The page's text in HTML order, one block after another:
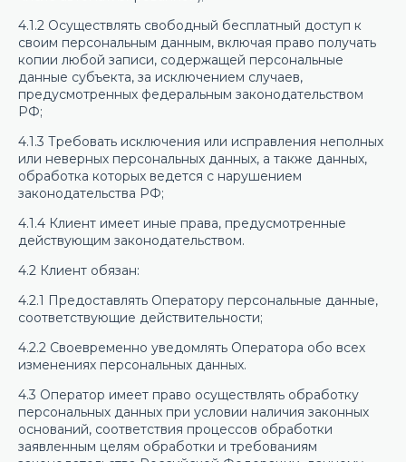
4.1.2 Осуществлять свободный бесплатный доступ к
своим персональным данным, включая право получать
копии любой записи, содержащей персональные
данные субъекта, за исключением случаев,
предусмотренных федеральным законодательством
РФ;
4.1.3 Требовать исключения или исправления неполных
или неверных персональных данных, а также данных,
обработка которых ведется с нарушением
законодательства РФ;
4.1.4 Клиент имеет иные права, предусмотренные
действующим законодательством.
4.2 Клиент обязан:
4.2.1 Предоставлять Оператору персональные данные,
соответствующие действительности;
4.2.2 Своевременно уведомлять Оператора обо всех
изменениях персональных данных.
4.3 Оператор имеет право осуществлять обработку
персональных данных при условии наличия законных
оснований, соответствия процессов обработки
заявленным целям обработки и требованиям